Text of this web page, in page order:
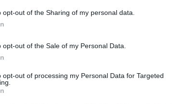
opt-out of the Sharing of my personal data.
opt-out of the Sale of my Personal Data.
opt-out of processing my Personal Data for Targeted